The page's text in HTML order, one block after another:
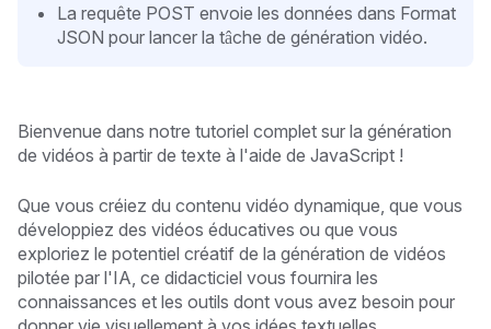
La requête POST envoie les données dans Format
JSON pour lancer la tâche de génération vidéo.
Bienvenue dans notre tutoriel complet sur la génération
de vidéos à partir de texte à l'aide de JavaScript !
Que vous créiez du contenu vidéo dynamique, que vous
développiez des vidéos éducatives ou que vous
exploriez le potentiel créatif de la génération de vidéos
pilotée par l'IA, ce didacticiel vous fournira les
connaissances et les outils dont vous avez besoin pour